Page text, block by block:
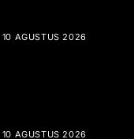
10 AGUSTUS 2026
10 AGUSTUS 2026